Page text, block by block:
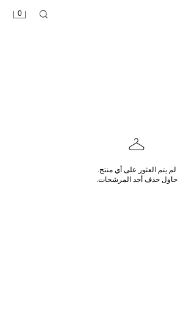
0
لم يتم العثور على أي منتج.
حاول حذف أحد المرشحات.